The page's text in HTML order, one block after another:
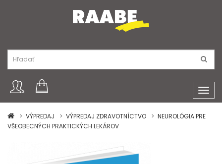
VÝPREDAJ
VÝPREDAJ ZDRAVOTNÍCTVO
NEUROLÓGIA PRE
VŠEOBECNÝCH PRAKTICKÝCH LEKÁROV